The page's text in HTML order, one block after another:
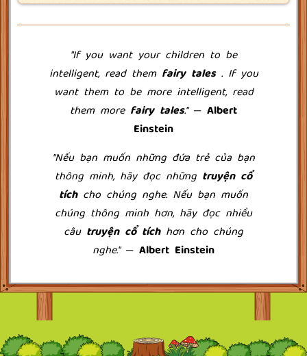
"If you want your children to be
intelligent, read them fairy tales. If you
want them to be more intelligent, read
them more fairy tales."― Albert
Einstein
"Nếu bạn muốn những đứa trẻ của bạn
thông minh, hãy đọc những truyện cổ
tíchcho chúng nghe. Nếu bạn muốn
chúng thông minh hơn, hãy đọc nhiều
câu truyện cổ tíchhơn cho chúng
nghe."― Albert Einstein